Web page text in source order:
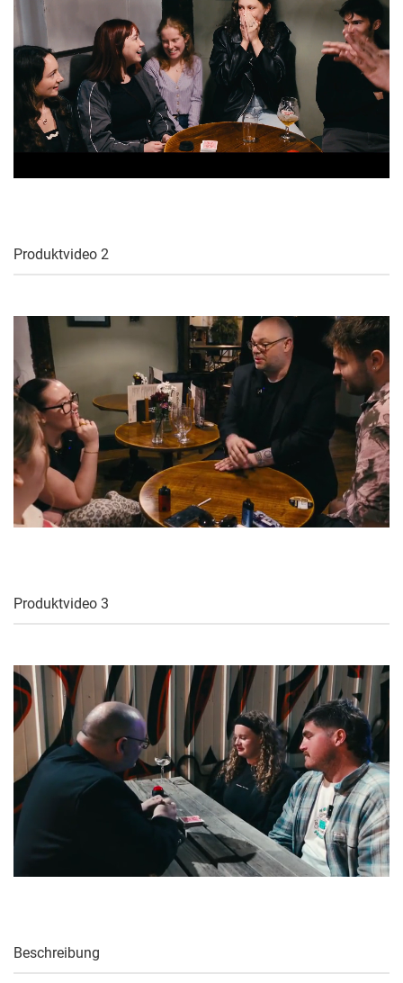
Produktvideo 2
Produktvideo 3
Beschreibung